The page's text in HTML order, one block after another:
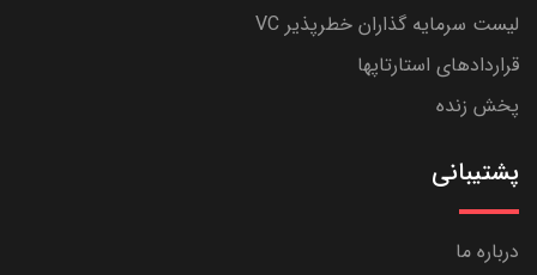
لیست سرمایه گذاران خطرپذیر VC
قراردادهای استارتاپها
پخش زنده
پشتیبانی
درباره ما